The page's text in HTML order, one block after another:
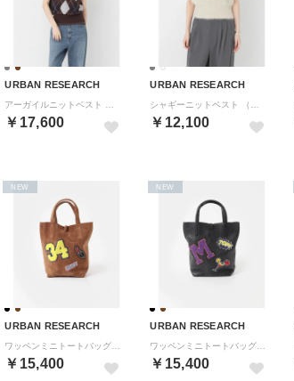
URBAN RESEARCH
￥17,600
URBAN RESEARCH
￥12,100
URBAN RESEARCH
￥15,400
NEW
URBAN RESEARCH
￥15,400
NEW